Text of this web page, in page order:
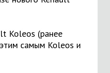
Koleos (ранее
самым Koleos и